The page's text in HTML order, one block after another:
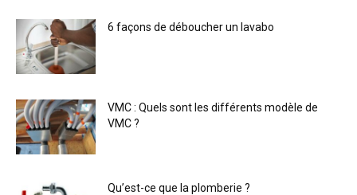
6 façons de déboucher un lavabo
VMC : Quels sont les différents modèle de
VMC ?
Qu’est-ce que la plomberie ?